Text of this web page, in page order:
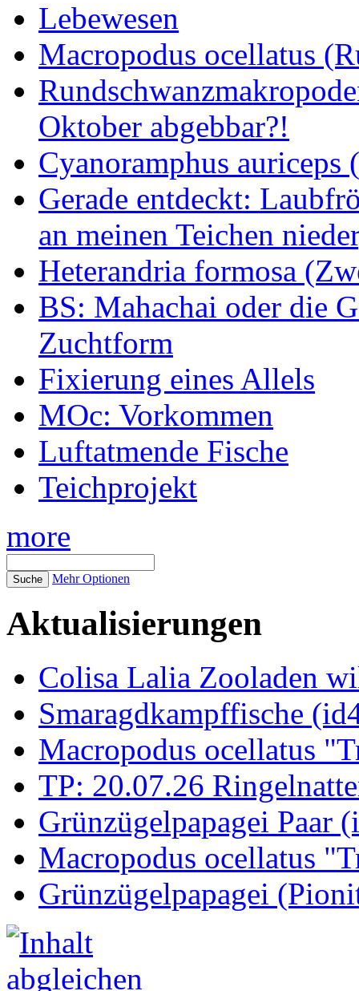
Lebewesen
Macropodus ocellatus
Oktober abgebbar?!
Cyanoramphus
Gerade entdeckt:
an meinen Teichen
Heterandria formosa
BS: Mahachai oder die
Zuchtform
Fixierung eines Allels
MOc: Vorkommen
Luftatmende Fische
Teichprojekt
more
Mehr Optionen
Aktualisierungen
Colisa Lalia Zooladen
Smaragdkampffische
Macropodus ocellatus
TP: 20.07.26
Grünzügelpapagei Paar
Macropodus ocellatus
Grünzügelpapagei